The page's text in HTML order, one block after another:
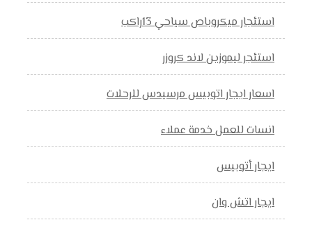
استئجار ميكروباص سياحي 13راكب
استئجر ليموزين لاند كروزر
اسعار ايجار اتوبيس مرسيدس للرحلات
انسات للعمل خدمة عملاء
ايجار أتوبيس
ايجار اتش وان